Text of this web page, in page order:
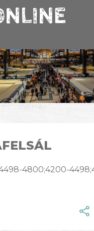
4800;4200-